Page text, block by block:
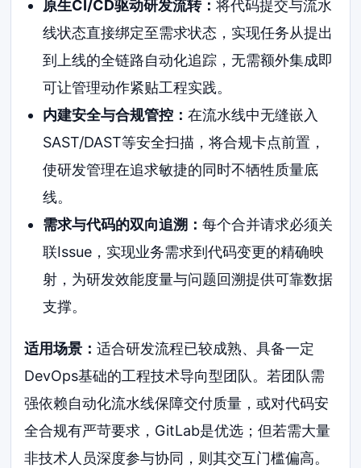
原生CI/CD驱动研发流转： 将代码提交与流水
线状态直接绑定至需求状态，实现任务从提出
到上线的全链路自动化追踪，无需额外集成即
可让管理动作紧贴工程实践。
内建安全与合规管控： 在流水线中无缝嵌入
SAST/DAST等安全扫描，将合规卡点前置，
使研发管理在追求敏捷的同时不牺牲质量底
线。
需求与代码的双向追溯： 每个合并请求必须关
联Issue，实现业务需求到代码变更的精确映
射，为研发效能度量与问题回溯提供可靠数据
支撑。
适用场景：适合研发流程已较成熟、具备一定
DevOps基础的工程技术导向型团队。若团队需
强依赖自动化流水线保障交付质量，或对代码安
全合规有严苛要求，GitLab是优选；但若需大量
非技术人员深度参与协同，则其交互门槛偏高。